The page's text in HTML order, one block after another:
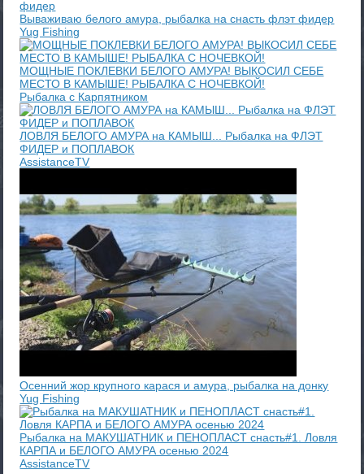
Вываживаю белого амура, рыбалка на снасть флэт фидер
Yug Fishing
МОЩНЫЕ ПОКЛЕВКИ БЕЛОГО АМУРА! ВЫКОСИЛ СЕБЕ
МЕСТО В КАМЫШЕ! РЫБАЛКА С НОЧЕВКОЙ!
Рыбалка с Карпятником
ЛОВЛЯ БЕЛОГО АМУРА на КАМЫШ... Рыбалка на ФЛЭТ
ФИДЕР и ПОПЛАВОК
AssistanceTV
Осенний жор крупного карася и амура, рыбалка на донку
Yug Fishing
Рыбалка на МАКУШАТНИК и ПЕНОПЛАСТ снасть#1. Ловля
КАРПА и БЕЛОГО АМУРА осенью 2024
AssistanceTV